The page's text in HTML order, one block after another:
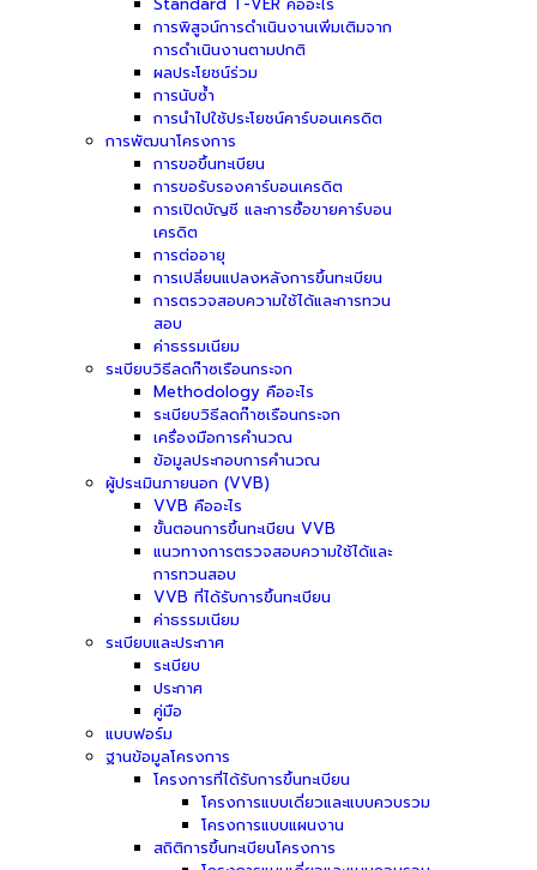
การพิสูจน์การดำเนินงานเพิ่มเติมจาก
การดำเนินงานตามปกติ
ผลประโยชน์ร่วม
การนับซ้ำ
การนำไปใช้ประโยชน์คาร์บอนเครดิต
การพัฒนาโครงการ
การขอขึ้นทะเบียน
การขอรับรองคาร์บอนเครดิต
การเปิดบัญชี และการซื้อขายคาร์บอน
เครดิต
การต่ออายุ
การเปลี่ยนแปลงหลังการขึ้นทะเบียน
การตรวจสอบความใช้ได้และการทวน
สอบ
ค่าธรรมเนียม
ระเบียบวิธีลดก๊าซเรือนกระจก
Methodology คืออะไร
ระเบียบวิธีลดก๊าซเรือนกระจก
เครื่องมือการคำนวณ
ข้อมูลประกอบการคำนวณ
ผู้ประเมินภายนอก (VVB)
VVB คืออะไร
ขั้นตอนการขึ้นทะเบียน VVB
แนวทางการตรวจสอบความใช้ได้และ
การทวนสอบ
VVB ที่ได้รับการขึ้นทะเบียน
ค่าธรรมเนียม
ระเบียบและประกาศ
ระเบียบ
ประกาศ
คู่มือ
แบบฟอร์ม
ฐานข้อมูลโครงการ
โครงการที่ได้รับการขึ้นทะเบียน
โครงการแบบเดี่ยวและแบบควบรวม
โครงการแบบแผนงาน
สถิติการขึ้นทะเบียนโครงการ